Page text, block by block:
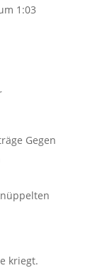
1:03
Gegen
kriegt.